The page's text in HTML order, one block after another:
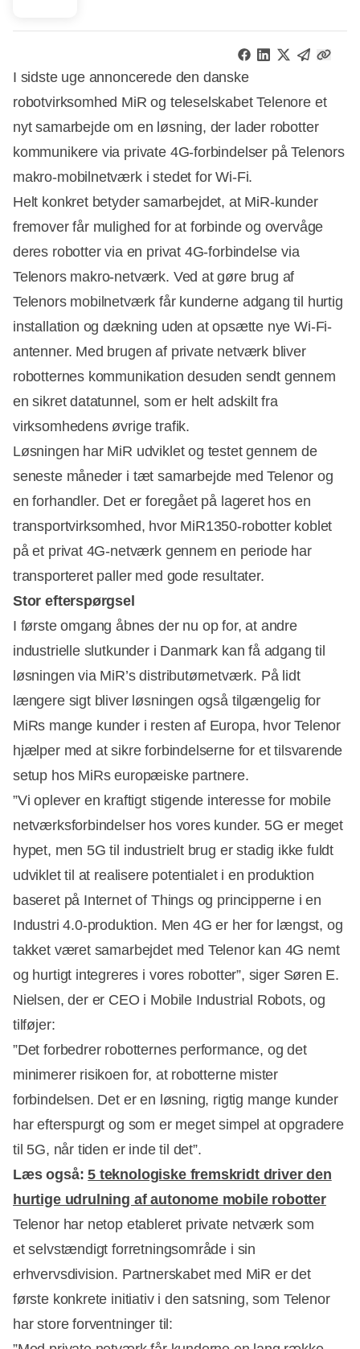
I sidste uge annoncerede den danske
robotvirksomhed MiR og teleselskabet Telenore et
nyt samarbejde om en løsning, der lader robotter
kommunikere via private 4G-forbindelser på Telenors
makro-mobilnetværk i stedet for Wi-Fi.
Helt konkret betyder samarbejdet, at MiR-kunder
fremover får mulighed for at forbinde og overvåge
deres robotter via en privat 4G-forbindelse via
Telenors makro-netværk. Ved at gøre brug af
Telenors mobilnetværk får kunderne adgang til hurtig
installation og dækning uden at opsætte nye Wi-Fi-
antenner. Med brugen af private netværk bliver
robotternes kommunikation desuden sendt gennem
en sikret datatunnel, som er helt adskilt fra
virksomhedens øvrige trafik.
Løsningen har MiR udviklet og testet gennem de
seneste måneder i tæt samarbejde med Telenor og
en forhandler. Det er foregået på lageret hos en
transportvirksomhed, hvor MiR1350-robotter koblet
på et privat 4G-netværk gennem en periode har
transporteret paller med gode resultater.
Stor efterspørgsel
I første omgang åbnes der nu op for, at andre
industrielle slutkunder i Danmark kan få adgang til
løsningen via MiR’s distributørnetværk. På lidt
længere sigt bliver løsningen også tilgængelig for
MiRs mange kunder i resten af Europa, hvor Telenor
hjælper med at sikre forbindelserne for et tilsvarende
setup hos MiRs europæiske partnere.
”Vi oplever en kraftigt stigende interesse for mobile
netværksforbindelser hos vores kunder. 5G er meget
hypet, men 5G til industrielt brug er stadig ikke fuldt
udviklet til at realisere potentialet i en produktion
baseret på Internet of Things og principperne i en
Industri 4.0-produktion. Men 4G er her for længst, og
takket været samarbejdet med Telenor kan 4G nemt
og hurtigt integreres i vores robotter”, siger Søren E.
Nielsen, der er CEO i Mobile Industrial Robots, og
tilføjer:
”Det forbedrer robotternes performance, og det
minimerer risikoen for, at robotterne mister
forbindelsen. Det er en løsning, rigtig mange kunder
har efterspurgt og som er meget simpel at opgradere
til 5G, når tiden er inde til det”.
Læs også:5 teknologiske fremskridt driver den
hurtige udrulning af autonome mobile robotter
Telenor har netop etableret private netværk som
et selvstændigt forretningsområde i sin
erhvervsdivision. Partnerskabet med MiR er det
første konkrete initiativ i den satsning, som Telenor
har store forventninger til: